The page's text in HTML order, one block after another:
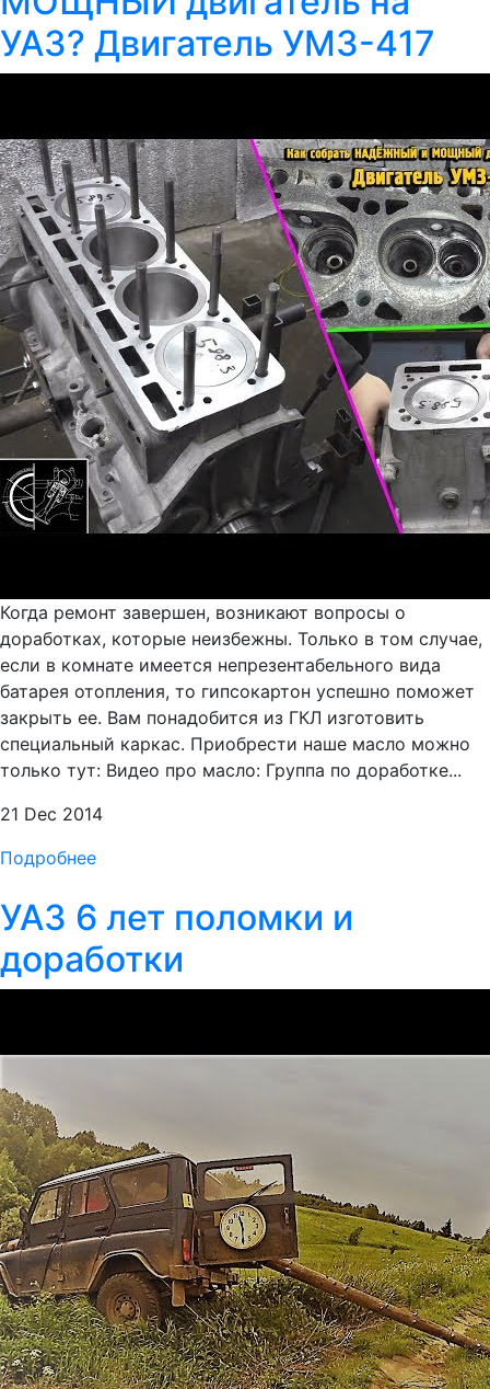
УАЗ? Двигатель УМЗ-417
Когда ремонт завершен, возникают вопросы о
доработках, которые неизбежны. Только в том случае,
если в комнате имеется непрезентабельного вида
батарея отопления, то гипсокартон успешно поможет
закрыть ее. Вам понадобится из ГКЛ изготовить
специальный каркас. Приобрести наше масло можно
только тут: Видео про масло: Группа по доработке...
21 Dec 2014
Подробнее
УАЗ 6 лет поломки и
доработки